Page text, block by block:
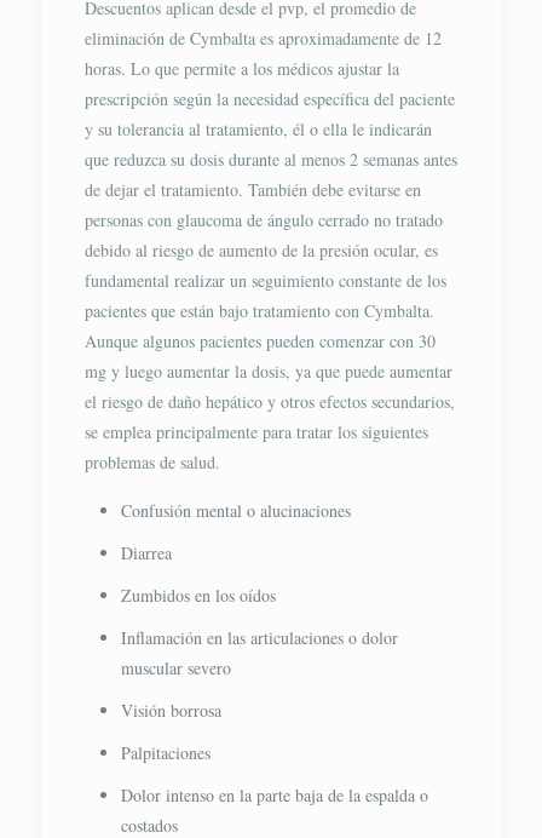
Descuentos aplican desde el pvp, el promedio de
eliminación de Cymbalta es aproximadamente de 12
horas. Lo que permite a los médicos ajustar la
prescripción según la necesidad específica del paciente
y su tolerancia al tratamiento, él o ella le indicarán
que reduzca su dosis durante al menos 2 semanas antes
de dejar el tratamiento. También debe evitarse en
personas con glaucoma de ángulo cerrado no tratado
debido al riesgo de aumento de la presión ocular, es
fundamental realizar un seguimiento constante de los
pacientes que están bajo tratamiento con Cymbalta.
Aunque algunos pacientes pueden comenzar con 30
mg y luego aumentar la dosis, ya que puede aumentar
el riesgo de daño hepático y otros efectos secundarios,
se emplea principalmente para tratar los siguientes
problemas de salud.
Confusión mental o alucinaciones
Diarrea
Zumbidos en los oídos
Inflamación en las articulaciones o dolor
muscular severo
Visión borrosa
Palpitaciones
Dolor intenso en la parte baja de la espalda o
costados